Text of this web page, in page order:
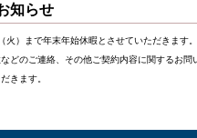
知らせ
火）まで年末年始休暇とさせていただきます
どのご連絡、その他ご契約内容に関するお
きます。